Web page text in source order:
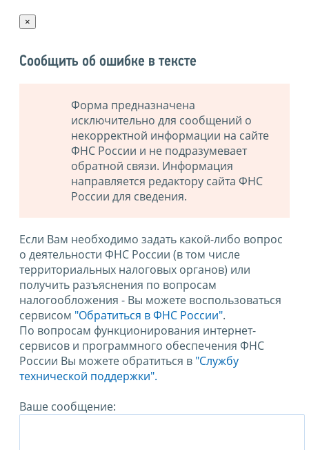
×
Сообщить об ошибке в тексте
Форма предназначена
исключительно для сообщений о
некорректной информации на сайте
ФНС России и не подразумевает
обратной связи. Информация
направляется редактору сайта ФНС
России для сведения.
Если Вам необходимо задать какой-либо вопрос
о деятельности ФНС России (в том числе
территориальных налоговых органов) или
получить разъяснения по вопросам
налогообложения - Вы можете воспользоваться
сервисом "Обратиться в ФНС России".
По вопросам функционирования интернет-
сервисов и программного обеспечения ФНС
России Вы можете обратиться в "Службу
технической поддержки".
Ваше сообщение: